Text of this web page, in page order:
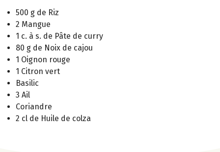
500 g de Riz
2 Mangue
1 c. à s. de Pâte de curry
80 g de Noix de cajou
1 Oignon rouge
1 Citron vert
Basilic
3 Ail
Coriandre
2 cl de Huile de colza